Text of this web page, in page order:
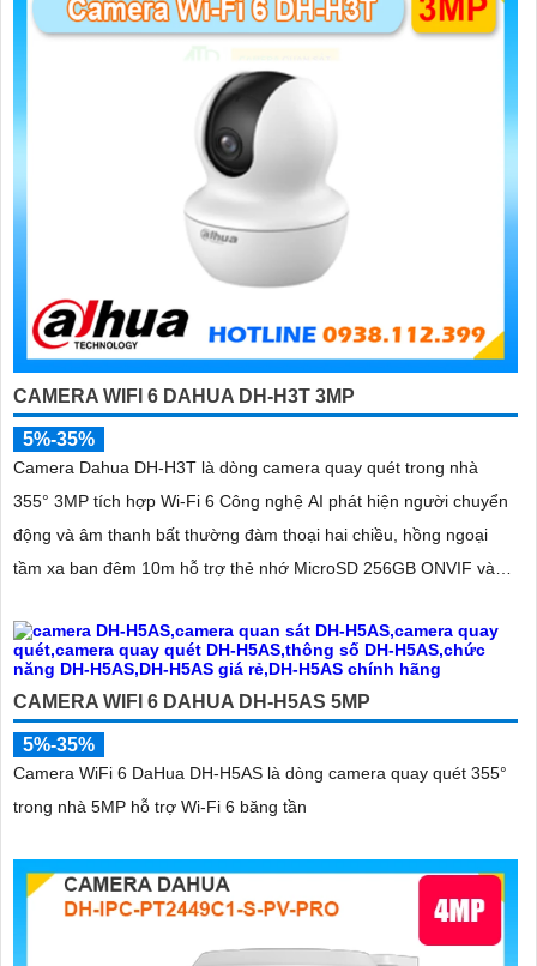
CAMERA WIFI 6 DAHUA DH-H3T 3MP
5%-35%
Camera Dahua DH-H3T là dòng camera quay quét trong nhà
355° 3MP tích hợp Wi-Fi 6 Công nghệ AI phát hiện người chuyển
động và âm thanh bất thường đàm thoại hai chiều, hồng ngoại
tầm xa ban đêm 10m hỗ trợ thẻ nhớ MicroSD 256GB ONVIF và
CAMERA WIFI 6 DAHUA DH-H5AS 5MP
5%-35%
Camera WiFi 6 DaHua DH-H5AS là dòng camera quay quét 355°
trong nhà 5MP hỗ trợ Wi-Fi 6 băng tần